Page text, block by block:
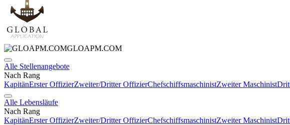
GLOAPM.COM
Alle Stellenangebote
Nach Rang
KapitänErster OffizierZweiter/Dritter OffizierChefschiffsmaschinistZweiter Maschinist
Alle Lebensläufe
Nach Rang
KapitänErster OffizierZweiter/Dritter OffizierChefschiffsmaschinistZweiter Maschinist